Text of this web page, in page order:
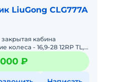
LiuGong CLG777A
кабина
колеса - 16,9-28 12RP TL,
CARRARO 4WD,
₽